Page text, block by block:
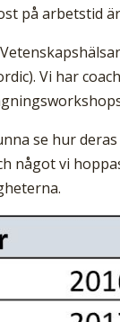
på arbetstid
Vi har
se hur
något vi